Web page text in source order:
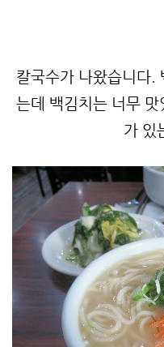
칼국수가 나왔습니다.
는데 백김치는 너무
가 있